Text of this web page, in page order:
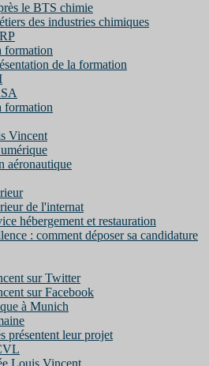
le BTS chimie
des industries chimiques
formation
de la formation
formation
Vincent
aéronautique
de l'internat
hébergement et restauration
: comment déposer sa candidature
sur Twitter
sur Facebook
à Munich
présentent leur projet
Louis Vincent